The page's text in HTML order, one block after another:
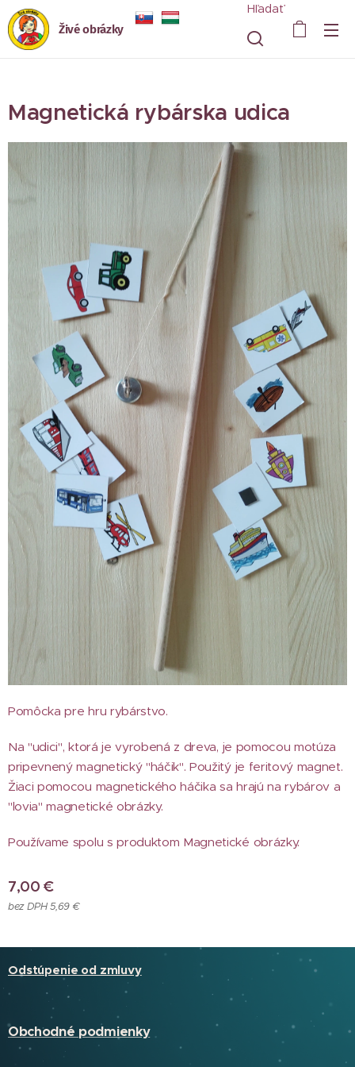
Živé obrázky
Hľadať
Magnetická rybárska udica
Pomôcka pre hru rybárstvo.
Na "udici", ktorá je vyrobená z dreva, je pomocou motúza
pripevnený magnetický "háčik". Použitý je feritový magnet.
Žiaci pomocou magnetického háčika sa hrajú na rybárov a
"lovia" magnetické obrázky.
Používame spolu s produktom Magnetické obrázky.
7,00 €
bez DPH 5,69 €
Odstúpenie od zmluvy
Obchodné podmienky